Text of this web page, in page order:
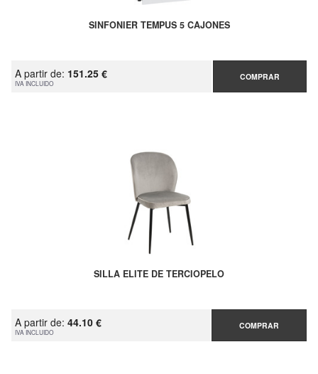
SINFONIER TEMPUS 5 CAJONES
A partir de: 151.25 €
IVA INCLUIDO
COMPRAR
SILLA ELITE DE TERCIOPELO
A partir de: 44.10 €
IVA INCLUIDO
COMPRAR